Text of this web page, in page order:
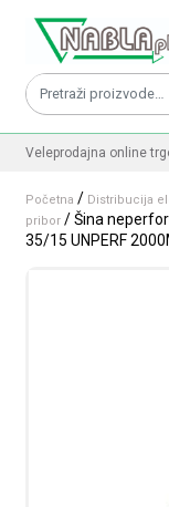
Pretraži:
Veleprodajna online
Početna / Distribucija
pribor / Šina
35/15 UNPERF